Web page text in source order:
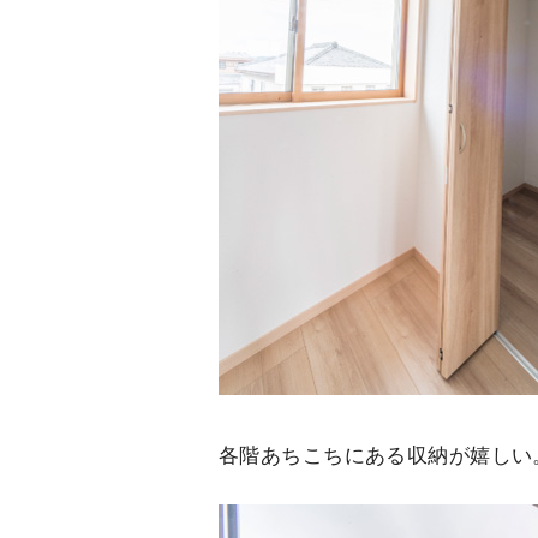
各階あちこちにある収納が嬉しい